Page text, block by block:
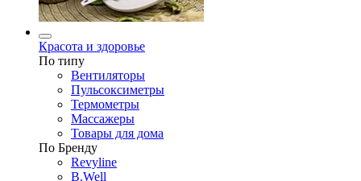
Красота и здоровье
По типу
Вентиляторы
Пульсоксиметры
Термометры
Массажеры
Товары для дома
По Бренду
Revyline
B.Well